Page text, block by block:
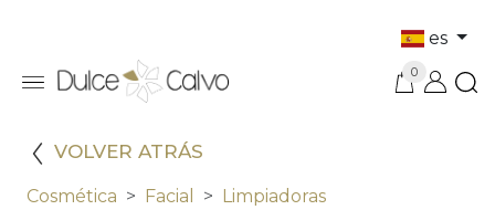
es
0
VOLVER ATRÁS
Cosmética Facial
Limpiadoras